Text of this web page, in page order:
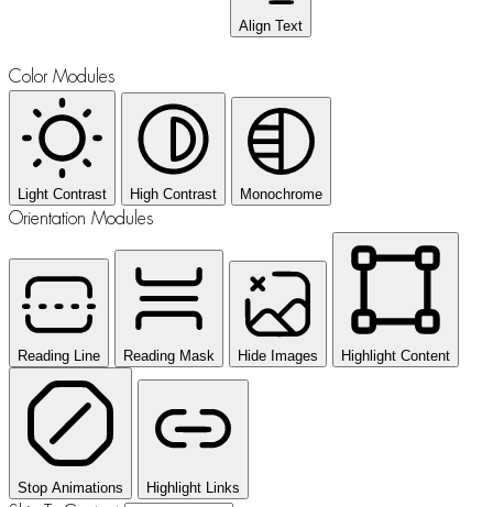
Align Text
Color Modules
Light Contrast High Contrast Monochrome
Orientation Modules
Reading Line Reading Mask Hide Images Highlight Content
Stop Animations Highlight Links